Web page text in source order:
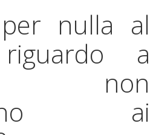
nulla al
a
non
ai